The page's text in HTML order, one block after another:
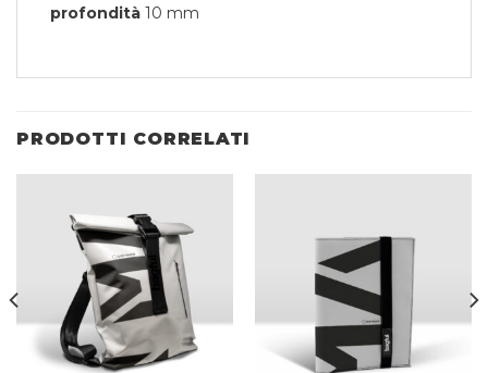
profondità 10 mm
PRODOTTI CORRELATI